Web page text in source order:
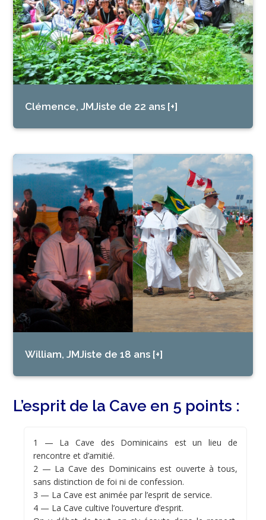
Clémence, JMJiste de 22 ans [+]
William, JMJiste de 18 ans [+]
L’esprit de la Cave en 5 points :
1 — La Cave des Dominicains est un lieu de
rencontre et d’amitié.
2 — La Cave des Dominicains est ouverte à tous,
sans distinction de foi ni de confession.
3 — La Cave est animée par l’esprit de service.
4 — La Cave cultive l’ouverture d’esprit.